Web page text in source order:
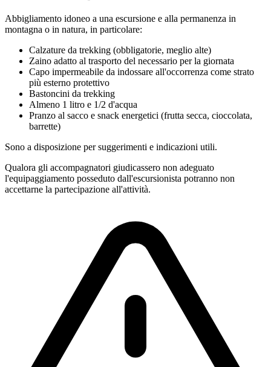
Abbigliamento idoneo a una escursione e alla permanenza in
montagna o in natura, in particolare:
Calzature da trekking (obbligatorie, meglio alte)
Zaino adatto al trasporto del necessario per la giornata
Capo impermeabile da indossare all'occorrenza come strato
più esterno protettivo
Bastoncini da trekking
Almeno 1 litro e 1/2 d'acqua
Pranzo al sacco e snack energetici (frutta secca, cioccolata,
barrette)
Sono a disposizione per suggerimenti e indicazioni utili.
Qualora gli accompagnatori giudicassero non adeguato
l'equipaggiamento posseduto dall'escursionista potranno non
accettarne la partecipazione all'attività.